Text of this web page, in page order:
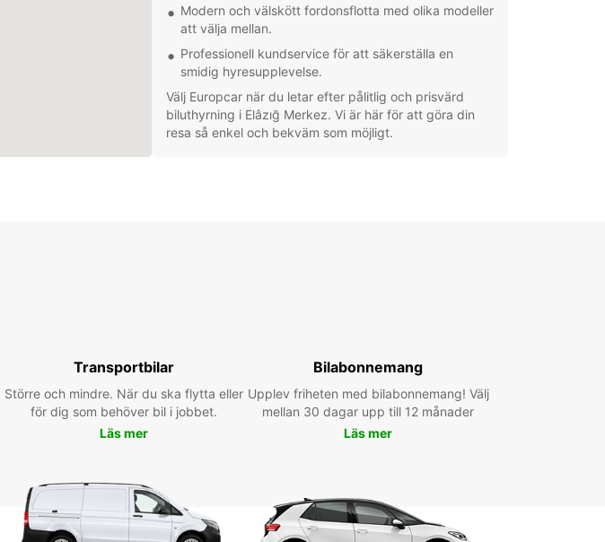
Modern och välskött fordonsflotta med olika modeller
att välja mellan.
Professionell kundservice för att säkerställa en
smidig hyresupplevelse.
Välj Europcar när du letar efter pålitlig och prisvärd
biluthyrning i Elâzığ Merkez. Vi är här för att göra din
resa så enkel och bekväm som möjligt.
Transportbilar
Större och mindre. När du ska flytta eller
för dig som behöver bil i jobbet.
Läs mer
Bilabonnemang
Upplev friheten med bilabonnemang! Välj
mellan 30 dagar upp till 12 månader
Läs mer